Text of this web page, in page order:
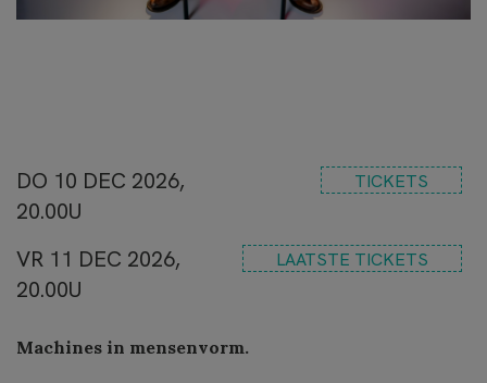
DO 10 DEC 2026,
20.00U
TICKETS
VR 11 DEC 2026,
20.00U
LAATSTE TICKETS
Machines in mensenvorm.